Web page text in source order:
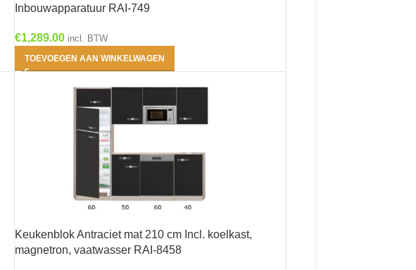
Productcategorieën
Producttags
(2)
Beton look(0)
(1)
Wit(3)
Inbouwapparatuur RAI-749
€1,289.00 incl. BTW
TOEVOEGEN AAN WINKELWAGEN
Keukenblok Antraciet mat 210 cm Incl. koelkast,
magnetron, vaatwasser RAI-8458